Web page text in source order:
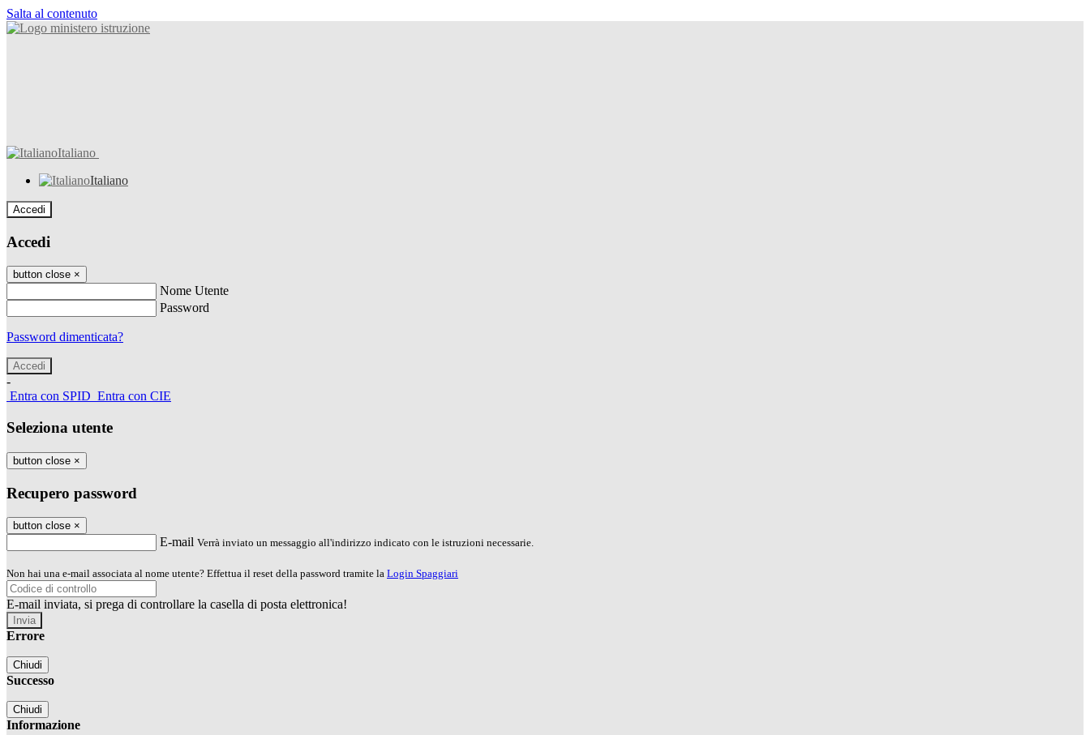
Salta al contenuto
Italiano
Italiano
Accedi
Accedi
button close ×
Nome Utente
Password
Password dimenticata?
-
Entra con SPID Entra con CIE
Seleziona utente
button close ×
Recupero password
button close ×
E-mail Verrà inviato un messaggio all'indirizzo indicato con le istruzioni necessarie.
Non hai una e-mail associata al nome utente? Effettua il reset della password tramite la Login Spaggiari
E-mail inviata, si prega di controllare la casella di posta elettronica!
Errore
Chiudi
Successo
Chiudi
Informazione